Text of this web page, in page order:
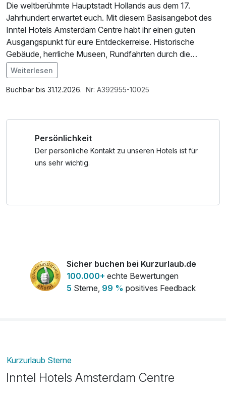
Die weltberühmte Hauptstadt Hollands aus dem 17.
Jahrhundert erwartet euch. Mit diesem Basisangebot des
Inntel Hotels Amsterdam Centre habt ihr einen guten
Ausgangspunkt für eure Entdeckerreise. Historische
Gebäude, herrliche Museen, Rundfahrten durch die
Grachten oder einfach in der Metropole shoppen, gestaltet
euren Kurzurlaub ganz nach eurem Gusto.
Im Angebot enthalten
W-LAN Nutzung / Internetnutzung
Weiterlesen
Buchbar bis 31.12.2026. Nr: A392955-10025
Persönlichkeit
Der persönliche Kontakt zu unseren Hotels ist für
uns sehr wichtig.
Sicher buchen bei Kurzurlaub.de
100.000+ echte Bewertungen
5 Sterne, 99 % positives Feedback
Kurzurlaub Sterne
Inntel Hotels Amsterdam Centre